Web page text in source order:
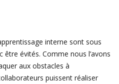
interne sont sous
évités. Comme nous l’avons
aux obstacles à
puissent réaliser